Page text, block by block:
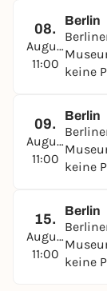
08.
August
11:00
Berlin
keine
09.
August
11:00
Berlin
keine
15.
August
11:00
Berlin
keine